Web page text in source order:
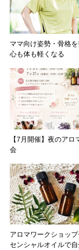
ママ向け姿勢・骨格
心も体も軽くなる
【7月開催】夜のアロ
会
アロマワークショップ
センシャルオイルで